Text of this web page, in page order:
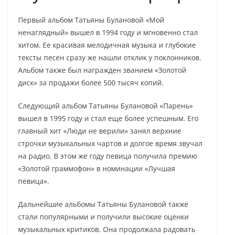
Первый альбом Татьяны Булановой «Мой
ненаглядный» вышел в 1994 году и мгновенно стал
хитом. Ее красивая мелодичная музыка и глубокие
тексты песен сразу же нашли отклик у поклонников.
Альбом также был награжден званием «Золотой
диск» за продажи более 500 тысяч копий.
Следующий альбом Татьяны Булановой «Парень»
вышел в 1995 году и стал еще более успешным. Его
главный хит «Люди не верили» занял верхние
строчки музыкальных чартов и долгое время звучал
на радио. В этом же году певица получила премию
«Золотой граммофон» в номинации «Лучшая
певица».
Дальнейшие альбомы Татьяны Булановой также
стали популярными и получили высокие оценки
музыкальных критиков. Она продолжала радовать